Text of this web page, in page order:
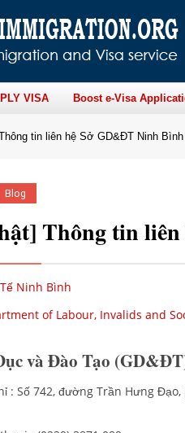
VISA Boost e-Visa
tin liên hệ Sở GD&ĐT Ninh Bình
Blog
Thông tin
Ninh Bình
of Labour, Invalids and
và Đào Tạo
: Số 742, đường Trần Hưng